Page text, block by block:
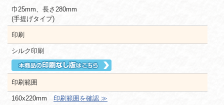
巾25mm、長さ280mm
(手提げタイプ)
印刷
シルク印刷
印刷範囲
160x220mm 印刷範囲を確認 ≫